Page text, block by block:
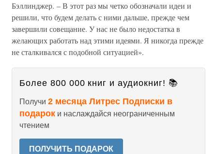
Бэллинджер. – В этот раз мы четко обозначали идеи и
решили, что будем делать с ними дальше, прежде чем
завершили совещание. У нас не было недостатка в
желающих работать над этими идеями. Я никогда прежде
не сталкивался с подобной ситуацией».
Более 800 000 книг и аудиокниг! 📚
Получи 2 месяца Литрес Подписки в
подарок и наслаждайся неограниченным
чтением
ПОЛУЧИТЬ ПОДАРОК